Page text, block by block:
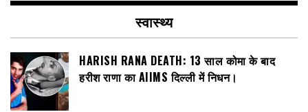
स्वास्थ्य
HARISH RANA DEATH: 13 साल कोमा के बाद
हरीश राणा का AIIMS दिल्ली में निधन।